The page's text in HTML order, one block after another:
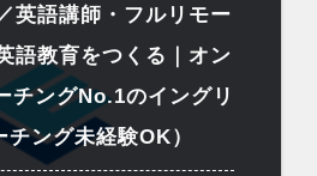
英語講師・フルリモー
語教育をつくる｜オン
チングNo.1のイングリ
チング未経験OK）